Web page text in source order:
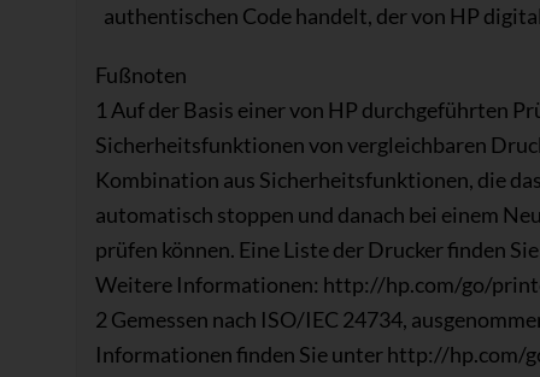
authentischen Code handelt, der von HP
Fußnoten
1 Auf der Basis einer von HP durchgeführten
Sicherheitsfunktionen von vergleichbaren
Kombination aus Sicherheitsfunktionen, die
automatisch stoppen und danach bei einem
prüfen können. Eine Liste der Drucker finden
Weitere Informationen: http://hp.com/go/
2 Gemessen nach ISO/IEC 24734,
Informationen finden Sie unter http://hp.com/